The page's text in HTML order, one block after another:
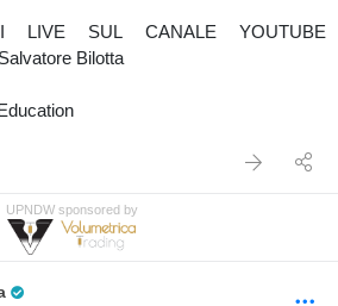
SUL CANALE YOUTUBE
Bilotta
UPNDW sponsored by